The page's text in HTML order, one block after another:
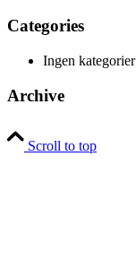
Categories
Ingen kategorier
Archive
Scroll to top